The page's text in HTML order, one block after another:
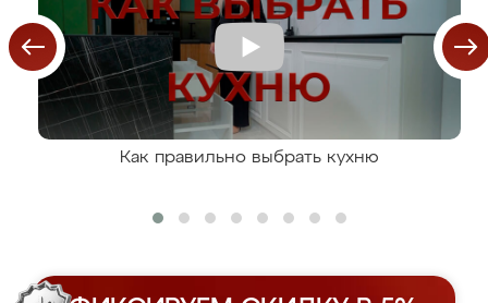
Как правильно выбрать кухню